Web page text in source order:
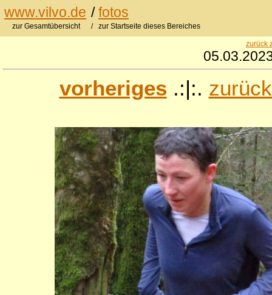
www.vilvo.de /fotos
zur Gesamtübersicht / zur Startseite dieses Bereiches
zurück
vorheriges .:|:.